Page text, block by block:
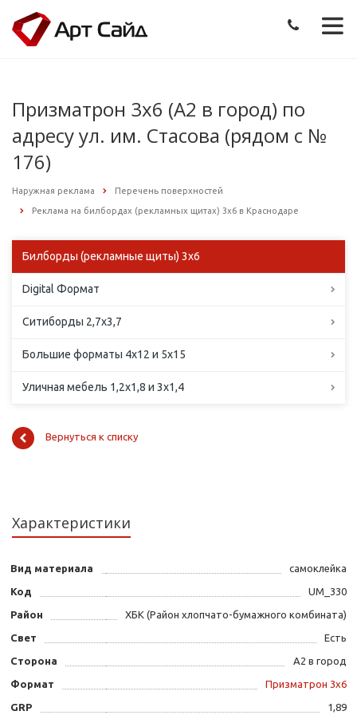
Призматрон 3х6 (А2 в город) по
адресу ул. им. Стасова (рядом с №
176)
Наружная реклама Перечень поверхностей
Реклама на билбордах (рекламных щитах) 3х6 в Краснодаре
Билборды (рекламные щиты) 3х6
Digital Формат
Ситиборды 2,7х3,7
Большие форматы 4х12 и 5х15
Уличная мебель 1,2х1,8 и 3х1,4
Вернуться к списку
Характеристики
Вид материала самоклейка
Код UM_330
Район ХБК (Район хлопчато-бумажного комбината)
Свет Есть
Сторона А2 в город
Формат Призматрон 3х6
GRP 1,89